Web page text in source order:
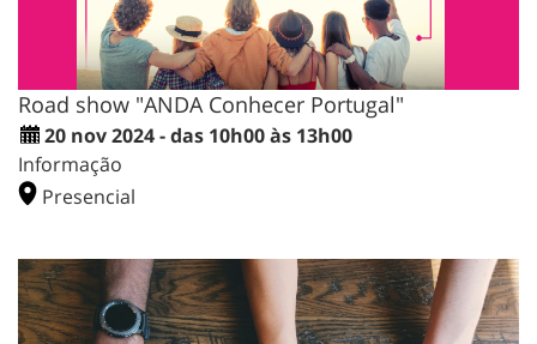
Road show "ANDA Conhecer Portugal"
20 nov 2024 - das 10h00 às 13h00
Informação
Presencial